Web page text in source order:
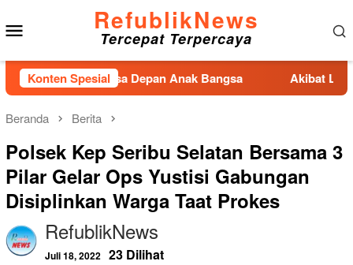
ke
konten
RefublikNews
Tercepat Terpercaya
Konten Spesial
untuk Masa Depan Anak Bangsa Akibat Lamanya
Beranda Berita
Polsek Kep Seribu Selatan Bersama 3
Pilar Gelar Ops Yustisi Gabungan
Disiplinkan Warga Taat Prokes
RefublikNews
Juli 18, 2022 23 Dilihat